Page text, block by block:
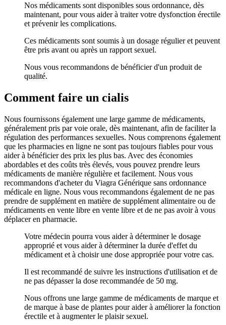
Nos médicaments sont disponibles sous ordonnance, dès
maintenant, pour vous aider à traiter votre dysfonction érectile
et prévenir les complications.
Ces médicaments sont soumis à un dosage régulier et peuvent
être pris avant ou après un rapport sexuel.
Nous vous recommandons de bénéficier d'un produit de
qualité.
Comment faire un cialis
Nous fournissons également une large gamme de médicaments,
généralement pris par voie orale, dès maintenant, afin de faciliter la
régulation des performances sexuelles. Nous comprenons également
que les pharmacies en ligne ne sont pas toujours fiables pour vous
aider à bénéficier des prix les plus bas. Avec des économies
abordables et des coûts très élevés, vous pouvez prendre leurs
médicaments de manière régulière et facilement. Nous vous
recommandons d'acheter du Viagra Générique sans ordonnance
médicale en ligne. Nous vous recommandons également de ne pas
prendre de supplément en matière de supplément alimentaire ou de
médicaments en vente libre en vente libre et de ne pas avoir à vous
déplacer en pharmacie.
Votre médecin pourra vous aider à déterminer le dosage
approprié et vous aider à déterminer la durée d'effet du
médicament et à choisir une dose appropriée pour votre cas.
Il est recommandé de suivre les instructions d'utilisation et de
ne pas dépasser la dose recommandée de 50 mg.
Nous offrons une large gamme de médicaments de marque et
de marque à base de plantes pour aider à améliorer la fonction
érectile et à augmenter le plaisir sexuel.